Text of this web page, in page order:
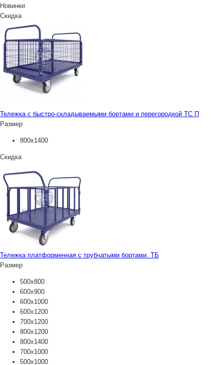
Новинки
Скидка
Тележка с быстро-складываемыми бортами и перегородкой ТС П
Размер
800х1400
Скидка
Тележка платформенная с трубчатыми бортами. ТБ
Размер
500х800
600х900
600х1000
600х1200
700х1200
800х1200
800х1400
700х1000
500х1000